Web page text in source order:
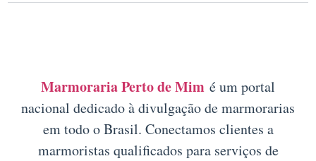
Marmoraria Perto de Mim é um portal
nacional dedicado à divulgação de marmorarias
em todo o Brasil. Conectamos clientes a
marmoristas qualificados para serviços de